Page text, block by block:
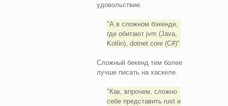
удовольствие.
А в сложном бэкенде,
где обитают jvm (Java,
Kotlin), dotnet core (C#)
Сложный бекенд тем более
лучше писать на хаскеле.
Как, впрочем, сложно
себе представить rust и